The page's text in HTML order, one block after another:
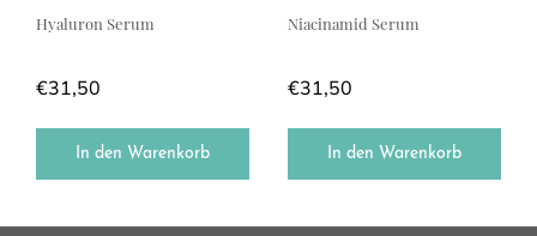
Hyaluron Serum
€31,50
In den Warenkorb
Niacinamid Serum
€31,50
In den Warenkorb